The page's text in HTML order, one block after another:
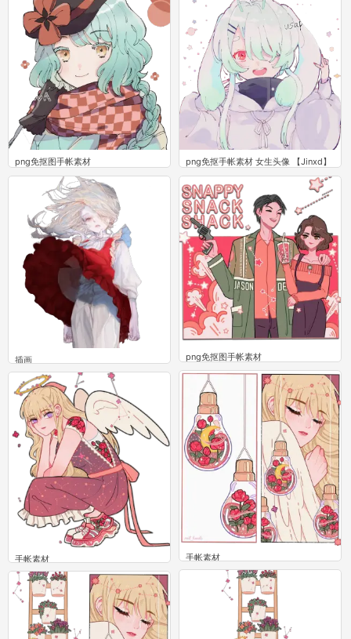
png免抠手帐素材 女生头像 【Jinxd】
3
png免抠图手帐素材
3
手帐素材
8
png免抠图手帐素材
4
插画
4
手帐素材
9